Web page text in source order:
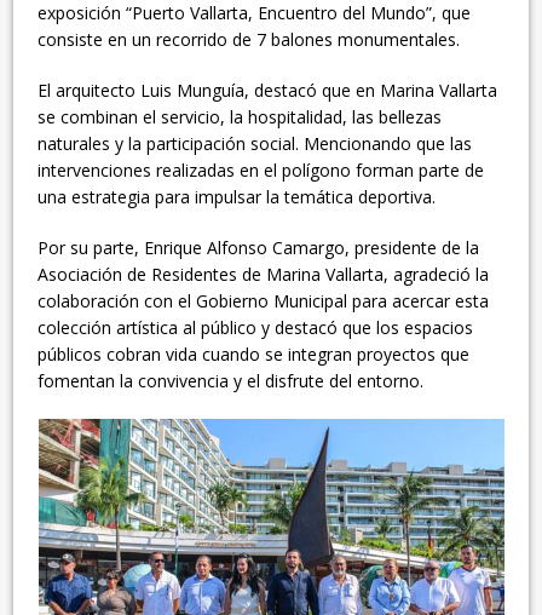
exposición “Puerto Vallarta, Encuentro del Mundo”, que
consiste en un recorrido de 7 balones monumentales.
El arquitecto Luis Munguía, destacó que en Marina Vallarta
se combinan el servicio, la hospitalidad, las bellezas
naturales y la participación social. Mencionando que las
intervenciones realizadas en el polígono forman parte de
una estrategia para impulsar la temática deportiva.
Por su parte, Enrique Alfonso Camargo, presidente de la
Asociación de Residentes de Marina Vallarta, agradeció la
colaboración con el Gobierno Municipal para acercar esta
colección artística al público y destacó que los espacios
públicos cobran vida cuando se integran proyectos que
fomentan la convivencia y el disfrute del entorno.